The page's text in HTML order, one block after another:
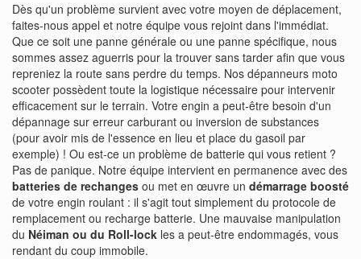
Dès qu'un problème survient avec votre moyen de déplacement,
faites-nous appel et notre équipe vous rejoint dans l'immédiat.
Que ce soit une panne générale ou une panne spécifique, nous
sommes assez aguerris pour la trouver sans tarder afin que vous
repreniez la route sans perdre du temps. Nos dépanneurs moto
scooter possèdent toute la logistique nécessaire pour intervenir
efficacement sur le terrain. Votre engin a peut-être besoin d'un
dépannage sur erreur carburant ou inversion de substances
(pour avoir mis de l'essence en lieu et place du gasoil par
exemple) ! Ou est-ce un problème de batterie qui vous retient ?
Pas de panique. Notre équipe intervient en permanence avec des
batteries de rechanges ou met en œuvre un démarrage boosté
de votre engin roulant : il s'agit tout simplement du protocole de
remplacement ou recharge batterie. Une mauvaise manipulation
du Néiman ou du Roll-lock les a peut-être endommagés, vous
rendant du coup immobile.